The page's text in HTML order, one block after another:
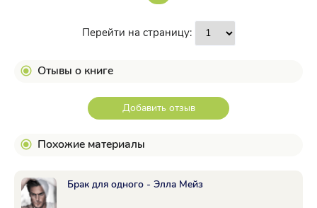
Перейти на страницу:
Отывы о книге
Добавить отзыв
Похожие материалы
Брак для одного - Элла Мейз